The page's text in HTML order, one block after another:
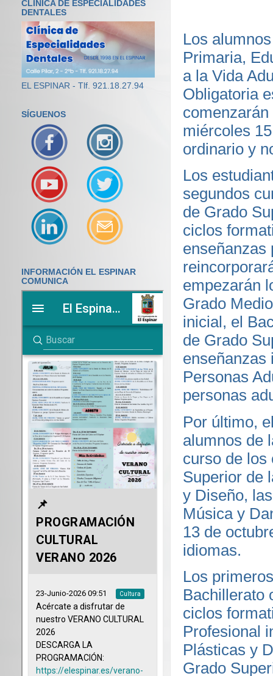
Los
Primaria,
a la Vida
Obligatoria
miércoles
ordinario y
Los
segundos
de Grado
ciclos
enseñanzas
empezarán
Grado
inicial, el
de Grado
enseñanzas
Personas
personas
Por último,
alumnos de
curso de los
Superior de
y Diseño,
Música y
13 de
idiomas.
Los
Bachillerato
ciclos
Profesional
Plásticas y
Grado
CLINICA DE ESPECIALIDADES
DENTALES
EL ESPINAR - Tlf. 921.18.27.94
SÍGUENOS
INFORMACIÓN EL ESPINAR
COMUNICA